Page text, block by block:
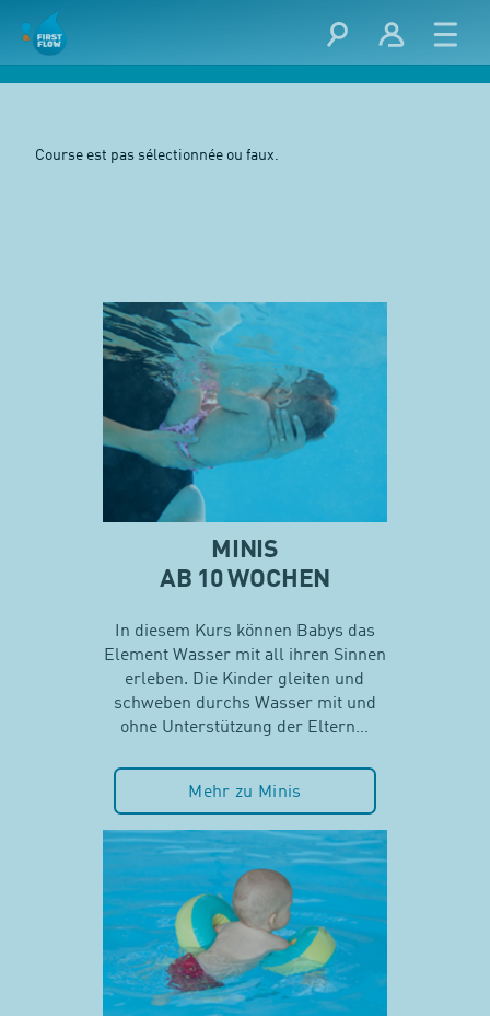
Course est pas sélectionnée ou faux.
MINIS
AB 10 WOCHEN
In diesem Kurs können Babys das
Element Wasser mit all ihren Sinnen
erleben. Die Kinder gleiten und
schweben durchs Wasser mit und
ohne Unterstützung der Eltern…
Mehr zu Minis